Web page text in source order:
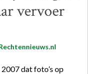
vervoer
dat foto’s op